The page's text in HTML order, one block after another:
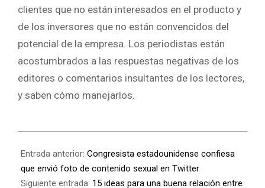
clientes que no están interesados ​​en el producto y
de los inversores que no están convencidos del
potencial de la empresa. Los periodistas están
acostumbrados a las respuestas negativas de los
editores o comentarios insultantes de los lectores,
y saben cómo manejarlos.
Entrada anterior: Congresista estadounidense confiesa
que envió foto de contenido sexual en Twitter
Siguiente entrada: 15 ideas para una buena relación entre